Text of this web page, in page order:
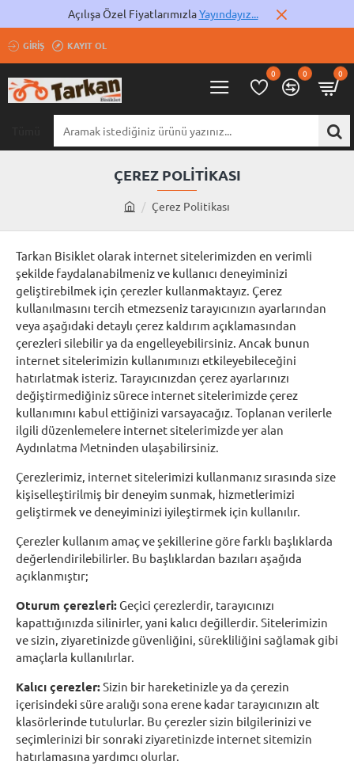
Açılışa Özel FiyatlarımızlaYayındayız...
GIRIŞ KAYIT OL
0 0 0
istediğiniz
ÇEREZ POLITIKASI
o
m
e
Çerez Politikası
Tarkan Bisiklet olarak internet sitelerimizden en verimli
şekilde faydalanabilmeniz ve kullanıcı deneyiminizi
geliştirebilmek için çerezler kullanmaktayız. Çerez
kullanılmasını tercih etmezseniz tarayıcınızın ayarlarından
veya aşağıdaki detaylı çerez kaldırım açıklamasından
çerezleri silebilir ya da engelleyebilirsiniz. Ancak bunun
internet sitelerimizin kullanımınızı etkileyebileceğini
hatırlatmak isteriz. Tarayıcınızdan çerez ayarlarınızı
değiştirmediğiniz sürece internet sitelerimizde çerez
kullanımını kabul ettiğinizi varsayacağız. Toplanan verilerle
ilgili düzenlemelere internet sitelerimizde yer alan
Aydınlatma Metninden ulaşabilirsiniz.
Çerezlerimiz, internet sitelerimizi kullanmanız sırasında size
kişiselleştirilmiş bir deneyim sunmak, hizmetlerimizi
geliştirmek ve deneyiminizi iyileştirmek için kullanılır.
Çerezler kullanım amaç ve şekillerine göre farklı başlıklarda
değerlendirilebilirler. Bu başlıklardan bazıları aşağıda
açıklanmıştır;
Oturum çerezleri: Geçici çerezlerdir, tarayıcınızı
kapattığınızda silinirler, yani kalıcı değillerdir. Sitelerimizin
ve sizin, ziyaretinizde güvenliğini, sürekliliğini sağlamak gibi
amaçlarla kullanılırlar.
Kalıcı çerezler:Sizin bir hareketinizle ya da çerezin
içerisindeki süre aralığı sona erene kadar tarayıcınızın alt
klasörlerinde tutulurlar. Bu çerezler sizin bilgilerinizi ve
seçimlerinizi bir sonraki ziyaretinizde internet sitemizin
hatırlamasına yardımcı olurlar.